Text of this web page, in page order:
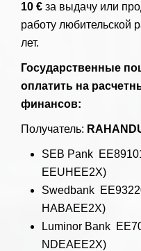
10 € за выдачу или
работу любительской
лет.
Государственные
оплатить на
финансов:
Получатель:
SEB Pank
EEUHEE2X)
Swedbank
HABAEE2X)
Luminor Bank
NDEAEE2X)